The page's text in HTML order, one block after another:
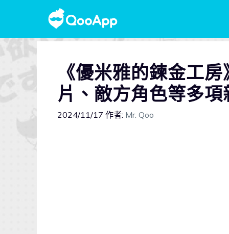
《優米雅的鍊金工
片、敵方角色等多
2024/11/17 作者: Mr. Qoo